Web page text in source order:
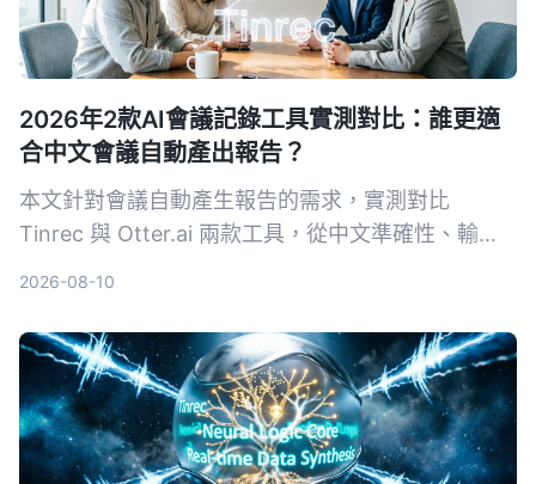
2026年2款AI會議記錄工具實測對比：誰更適
合中文會議自動產出報告？
本文針對會議自動產生報告的需求，實測對比
Tinrec 與 Otter.ai 兩款工具，從中文準確性、輸入
最適合中文會議場景。
2026-08-10